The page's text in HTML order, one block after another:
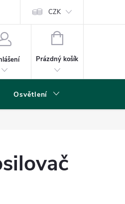
CZK
NÁKUPNÍ
Prázdný košík
Osvětlení